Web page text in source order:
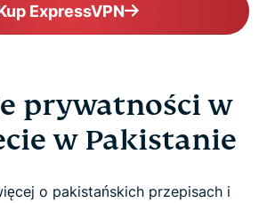
ExpressVPN
prywatności w
w Pakistanie
o pakistańskich przepisach i